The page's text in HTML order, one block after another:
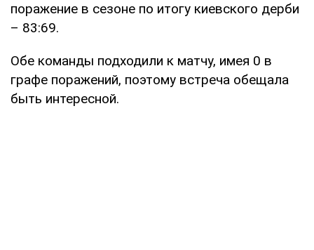
поражение в сезоне по итогу киевского дерби
– 83:69.
Обе команды подходили к матчу, имея 0 в
графе поражений, поэтому встреча обещала
быть интересной.